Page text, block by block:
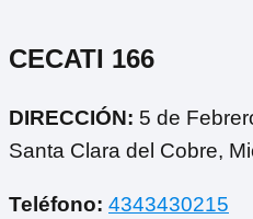
CECATI 166
DIRECCIÓN: 5 de
Santa Clara del Cobre,
Teléfono: 4343430215